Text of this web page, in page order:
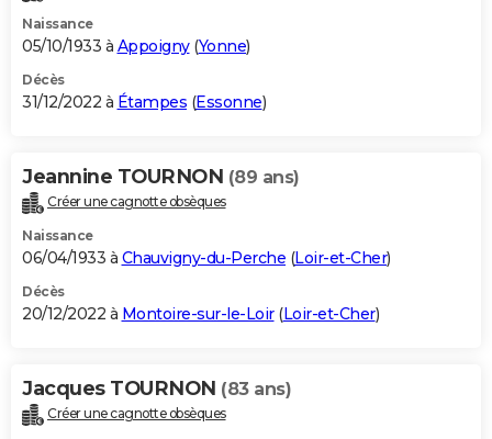
Naissance
05/10/1933 à Appoigny(Yonne)
Décès
31/12/2022 à Étampes (Essonne)
Jeannine TOURNON (89 ans)
Créer une cagnotte obsèques
Naissance
06/04/1933 à Chauvigny-du-Perche (Loir-et-Cher)
Décès
20/12/2022 à Montoire-sur-le-Loir(Loir-et-Cher)
Jacques TOURNON (83 ans)
Créer une cagnotte obsèques